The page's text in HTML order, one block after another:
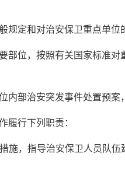
定和对治安保卫重点单位
位，按照有关国家标准对
部治安突发事件处置预案
行下列职责：
施，指导治安保卫人员队